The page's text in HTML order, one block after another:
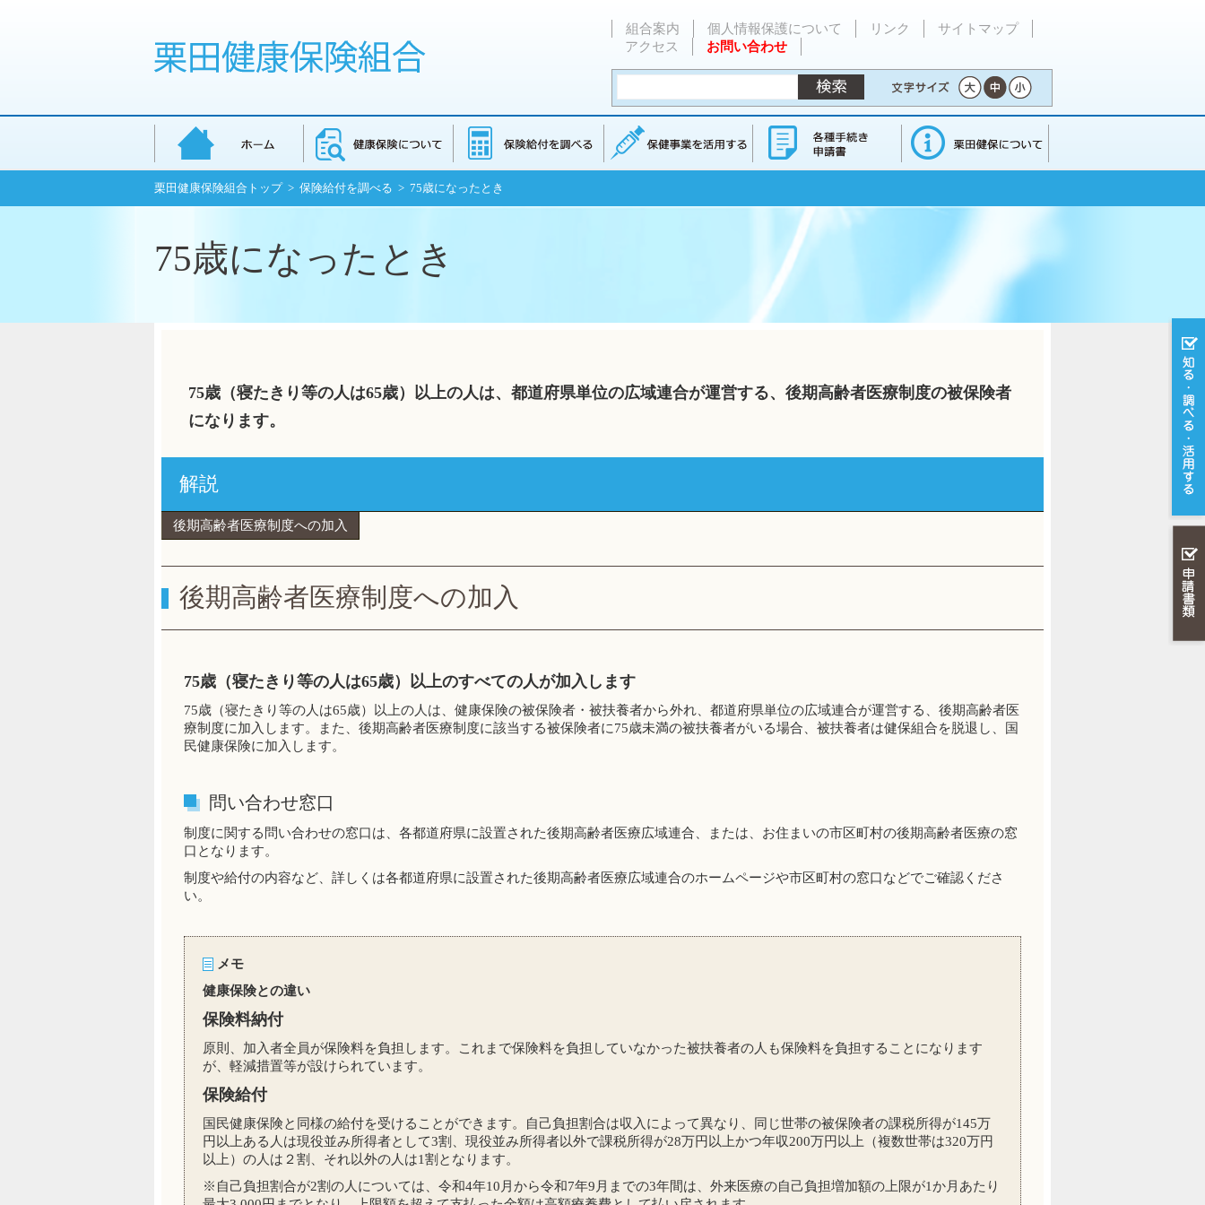
組合案内 個人情報保護について リンク
サイトマップ
アクセス
お問い合わせ
栗田健康保険組合トップ> 保険給付を調べる > 75歳になったとき
75歳になったとき
75歳（寝たきり等の人は65歳）以上の人は、都道府県単位の広域連合が運営する、後期高齢者医療制度の被保険者
になります。
解説
後期高齢者医療制度への加入
後期高齢者医療制度への加入
75歳（寝たきり等の人は65歳）以上のすべての人が加入します
75歳（寝たきり等の人は65歳）以上の人は、健康保険の被保険者・被扶養者から外れ、都道府県単位の広域連合が運営する、後期高齢者医
療制度に加入します。また、後期高齢者医療制度に該当する被保険者に75歳未満の被扶養者がいる場合、被扶養者は健保組合を脱退し、国
民健康保険に加入します。
問い合わせ窓口
制度に関する問い合わせの窓口は、各都道府県に設置された後期高齢者医療広域連合、または、お住まいの市区町村の後期高齢者医療の窓
口となります。
制度や給付の内容など、詳しくは各都道府県に設置された後期高齢者医療広域連合のホームページや市区町村の窓口などでご確認くださ
い。
メモ
健康保険との違い
保険料納付
原則、加入者全員が保険料を負担します。これまで保険料を負担していなかった被扶養者の人も保険料を負担することになります
が、軽減措置等が設けられています。
保険給付
国民健康保険と同様の給付を受けることができます。自己負担割合は収入によって異なり、同じ世帯の被保険者の課税所得が145万
円以上ある人は現役並み所得者として3割、現役並み所得者以外で課税所得が28万円以上かつ年収200万円以上（複数世帯は320万円
以上）の人は２割、それ以外の人は1割となります。
※自己負担割合が2割の人については、令和4年10月から令和7年9月までの3年間は、外来医療の自己負担増加額の上限が1か月あたり